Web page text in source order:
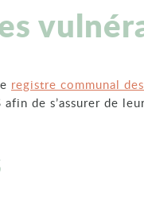
registre communal
de s’assurer de